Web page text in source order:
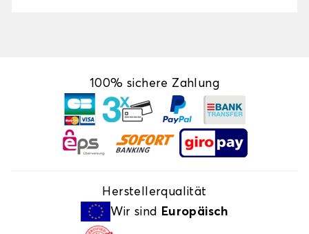
100% sichere Zahlung
Herstellerqualität
Wir sind
Europäisch